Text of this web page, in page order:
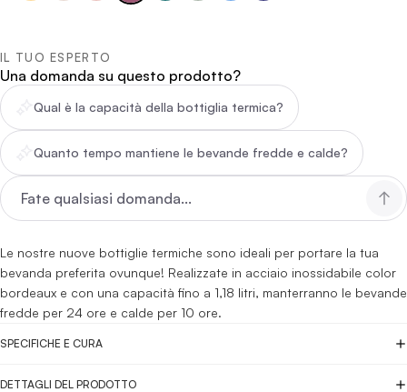
IL TUO ESPERTO
Una domanda su questo prodotto?
Qual è la capacità della bottiglia termica?
Quanto tempo mantiene le bevande fredde e calde?
Le nostre nuove bottiglie termiche sono ideali per portare la tua
bevanda preferita ovunque! Realizzate in acciaio inossidabile color
bordeaux e con una capacità fino a 1,18 litri, manterranno le bevande
fredde per 24 ore e calde per 10 ore.
SPECIFICHE E CURA
DETTAGLI DEL PRODOTTO